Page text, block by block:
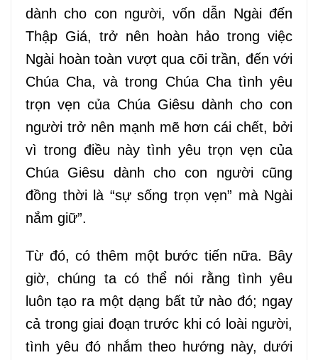
dành cho con người, vốn dẫn Ngài đến
Thập Giá, trở nên hoàn hảo trong việc
Ngài hoàn toàn vượt qua cõi trần, đến với
Chúa Cha, và trong Chúa Cha tình yêu
trọn vẹn của Chúa Giêsu dành cho con
người trở nên mạnh mẽ hơn cái chết, bởi
vì trong điều này tình yêu trọn vẹn của
Chúa Giêsu dành cho con người cũng
đồng thời là “sự sống trọn vẹn” mà Ngài
nắm giữ”.
Từ đó, có thêm một bước tiến nữa. Bây
giờ, chúng ta có thể nói rằng tình yêu
luôn tạo ra một dạng bất tử nào đó; ngay
cả trong giai đoạn trước khi có loài người,
tình yêu đó nhắm theo hướng này, dưới